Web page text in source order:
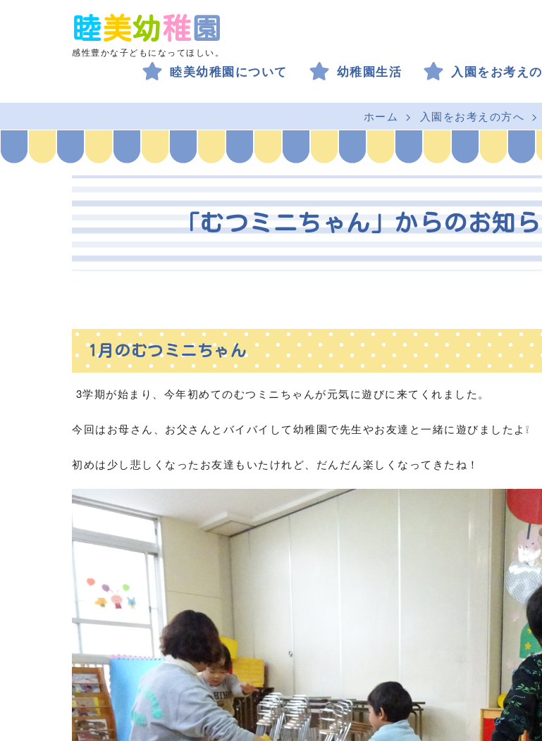
睦美幼稚 園
感性豊かな子どもになってほしい。
睦美幼稚園について 幼稚園生活 入園をお考え
ホーム 入園をお考えの方へ
「むつミニちゃん」からのお知
1月のむつミニちゃん
3学期が始まり、今年初めてのむつミニちゃんが元気に遊びに来てくれました。
今回はお母さん、お父さんとバイバイして幼稚園で先生やお友達と一緒に遊びましたよ❕
初めは少し悲しくなったお友達もいたけれど、だんだん楽しくなってきたね！